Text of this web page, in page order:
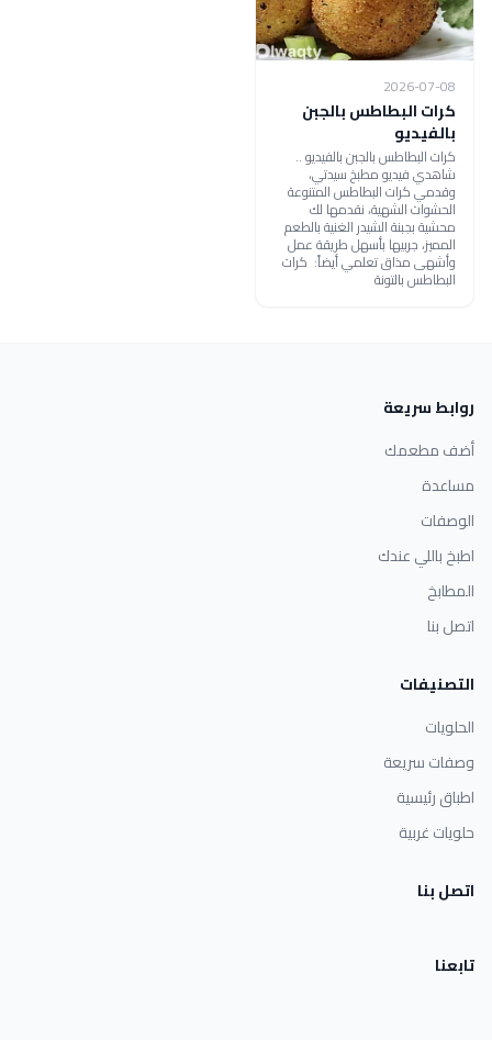
2026-07-08
كرات البطاطس بالجبن
بالفيديو
كرات البطاطس بالجبن بالفيديو ..
شاهدي فيديو مطبخ سيدتي،
وقدمي كرات البطاطس المتنوعة
الحشوات الشهية، نقدمها لك
محشية بجبنة الشيدر الغنية بالطعم
المميز، جربيها بأسهل طريقة عمل
وأشهى مذاق تعلمي أيضاً: كرات
البطاطس بالتونة
روابط سريعة
أضف مطعمك
مساعدة
الوصفات
اطبخ باللي عندك
المطابخ
اتصل بنا
التصنيفات
الحلويات
وصفات سريعة
اطباق رئيسية
حلويات غربية
اتصل بنا
تابعنا